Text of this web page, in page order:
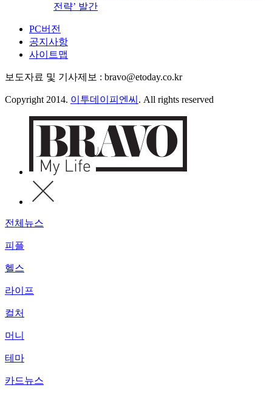
전략’ 발간
PC버전
공지사항
사이트맵
보도자료 및 기사제보 : bravo@etoday.co.kr
Copyright 2014. 이투데이피엔씨 . All rights reserved
전체뉴스
피플
헬스
라이프
컬처
머니
테마
카드뉴스